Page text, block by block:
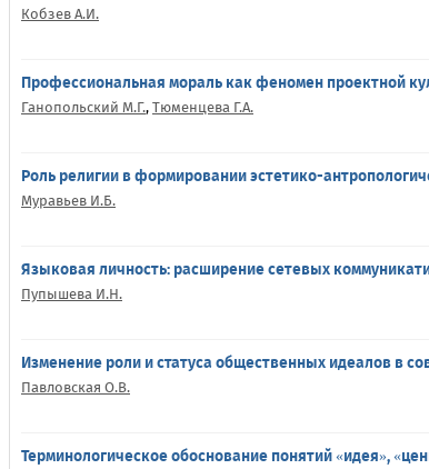
Кобзев А.И.
Профессиональная мораль как феномен проектной
Ганопольский М.Г., Тюменцева Г.А.
Роль религии в формировании эстетико-
Муравьев И.Б.
Языковая личность: расширение сетевых
Пупышева И.Н.
Изменение роли и статуса общественных идеалов в
Павловская О.В.
Терминологическое обоснование понятий «идея»,